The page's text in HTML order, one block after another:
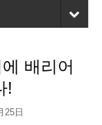
배리어
!
25日